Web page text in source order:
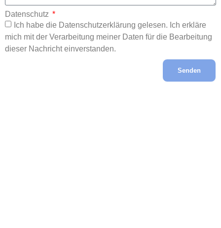
Datenschutz
Ich habe die Datenschutzerklärung gelesen. Ich erkläre
mich mit der Verarbeitung meiner Daten für die Bearbeitung
dieser Nachricht einverstanden.
Senden